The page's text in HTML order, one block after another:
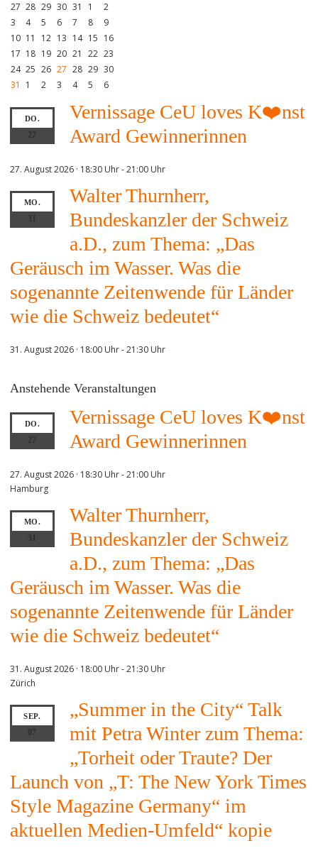
27 28 29 30 31 1
2
3
4 5 6 7 8
9
10 11 12 13 14 15 16
17 18 19 20 21 22 23
24 25 26 27 28 29 30
31
1 2 3 4 5 6
DO.
27
Vernissage CeU loves K❤️nst
Award Gewinnerinnen
27. August 2026 · 18:30 Uhr-21:00 Uhr
MO.
Walter Thurnherr,
Bundeskanzler der Schweiz
a.D., zum Thema: „Das
Geräusch im Wasser. Was die
sogenannte Zeitenwende für Länder
wie die Schweiz bedeutet“
31. August 2026 · 18:00 Uhr-21:30 Uhr
Anstehende Veranstaltungen
DO.
27
Vernissage CeU loves K❤️nst
Award Gewinnerinnen
27. August 2026 · 18:30 Uhr-21:00 Uhr
Hamburg
MO.
Walter Thurnherr,
Bundeskanzler der Schweiz
a.D., zum Thema: „Das
Geräusch im Wasser. Was die
sogenannte Zeitenwende für Länder
wie die Schweiz bedeutet“
31. August 2026 · 18:00 Uhr-21:30 Uhr
Zürich
SEP.
07
„Summer in the City“ Talk
mit Petra Winter zum Thema:
„Torheit oder Traute? Der
Launch von „T: The New York Times
Style Magazine Germany“ im
aktuellen Medien-Umfeld“ kopie